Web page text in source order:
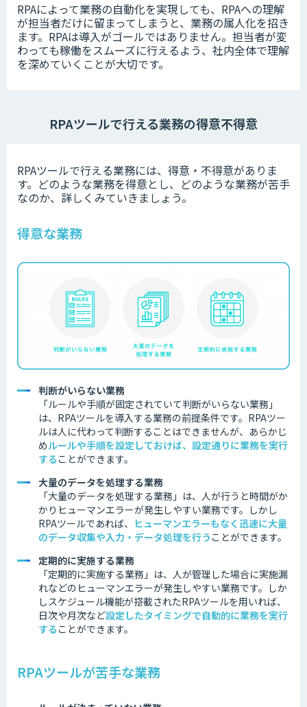
RPAによって業務の自動化を実現しても、RPAへの理解
が担当者だけに留まってしまうと、業務の属人化を招き
ます。RPAは導入がゴールではありません。担当者が変
わっても稼働をスムーズに行えるよう、社内全体で理解
を深めていくことが大切です。
RPAツールで行える業務の得意不得意
RPAツールで行える業務には、得意・不得意がありま
す。どのような業務を得意とし、どのような業務が苦手
なのか、詳しくみていきましょう。
得意な業務
判断がいらない業務
「ルールや手順が固定されていて判断がいらない業務」
は、RPAツールを導入する業務の前提条件です。 RPAツー
ルは人に代わって判断することはできませんが、あらかじ
めルールや手順を設定しておけば、設定通りに業務を実行
する ことができます。
大量のデータを処理する業務
「大量のデータを処理する業務」は、人が行うと時間がか
かりヒューマンエラーが発生しやすい業務です。しかし
RPAツールであれば、
ヒューマンエラーもなく迅速に大量
のデータ収集や入力・データ処理を行う ことができます。
定期的に実施する業務
「定期的に実施する業務」は、人が管理した場合に実施漏
れなどのヒューマンエラーが発生しやすい業務です。しか
しスケジュール機能が搭載されたRPAツールを用いれば、
日次や月次など設定したタイミングで自動的に業務を実行
する ことができます。
RPAツールが苦手な業務